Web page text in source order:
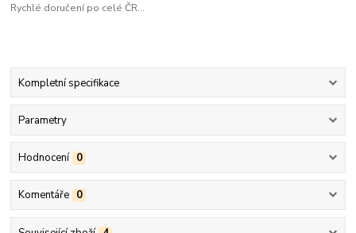
Rychlé doručení po celé ČR...
Kompletní specifikace
Parametry
Hodnocení 0
Komentáře 0